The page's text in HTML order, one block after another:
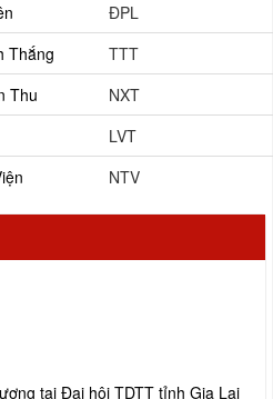
ĐPL
Thắng
TTT
Thu
NXT
LVT
NTV
tại Đại hội TDTT tỉnh Gia Lai